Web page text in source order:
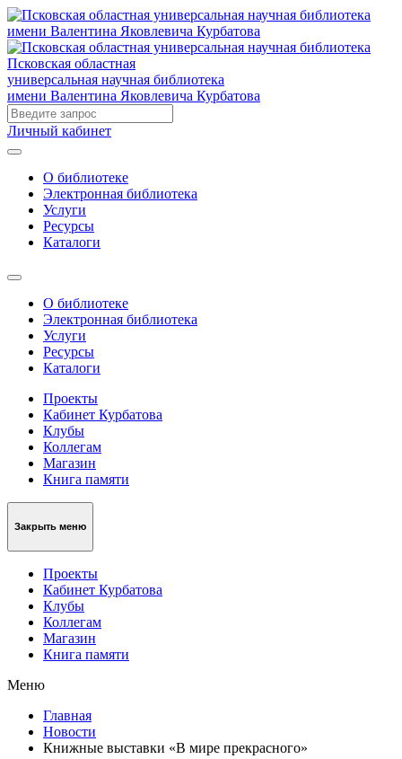
Псковская областная
универсальная научная библиотека
имени Валентина Яковлевича Курбатова
Личный кабинет
О библиотеке
Электронная библиотека
Услуги
Ресурсы
Каталоги
О библиотеке
Электронная библиотека
Услуги
Ресурсы
Каталоги
Проекты
Кабинет Курбатова
Клубы
Коллегам
Магазин
Книга памяти
Закрыть меню
Проекты
Кабинет Курбатова
Клубы
Коллегам
Магазин
Книга памяти
Меню
Главная
Новости
Книжные выставки «В мире прекрасного»